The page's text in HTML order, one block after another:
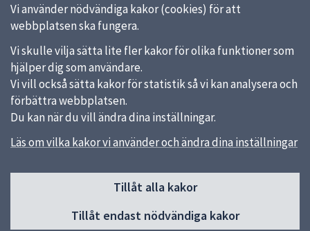
Vi använder nödvändiga kakor (cookies) för att
webbplatsen ska fungera.
Vi skulle vilja sätta lite fler kakor för olika funktioner som
hjälper dig som användare.
Vi vill också sätta kakor för statistik så vi kan analysera och
förbättra webbplatsen.
Du kan när du vill ändra dina inställningar.
Läs om vilka kakor vi använder och ändra dina inställningar
Tillåt alla kakor
Tillåt endast nödvändiga kakor
Sidfot
Upptäck mer ute